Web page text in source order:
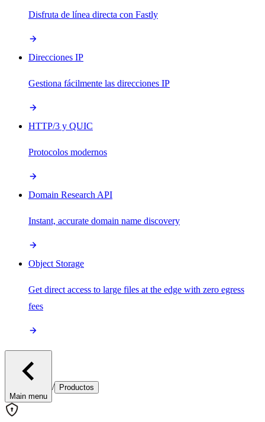
Disfruta de línea directa con Fastly
Direcciones IP
Gestiona fácilmente las direcciones IP
HTTP/3 y QUIC
Protocolos modernos
Domain Research API
Instant, accurate domain name discovery
Object Storage
Get direct access to large files at the edge with zero egress
fees
Main menu
/ Productos